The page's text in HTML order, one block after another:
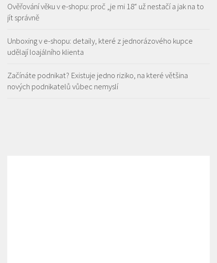
Ověřování věku v e-shopu: proč „je mi 18“ už nestačí a jak na to
jít správně
Unboxing v e-shopu: detaily, které z jednorázového kupce
udělají loajálního klienta
Začínáte podnikat? Existuje jedno riziko, na které většina
nových podnikatelů vůbec nemyslí